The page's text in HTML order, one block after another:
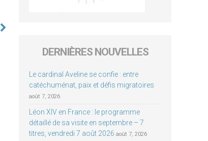
DERNIÈRES NOUVELLES
Le cardinal Aveline se confie : entre
catéchuménat, paix et défis migratoires
août 7, 2026
Léon XIV en France : le programme
détaillé de sa visite en septembre – 7
titres, vendredi 7 août 2026 août 7, 2026